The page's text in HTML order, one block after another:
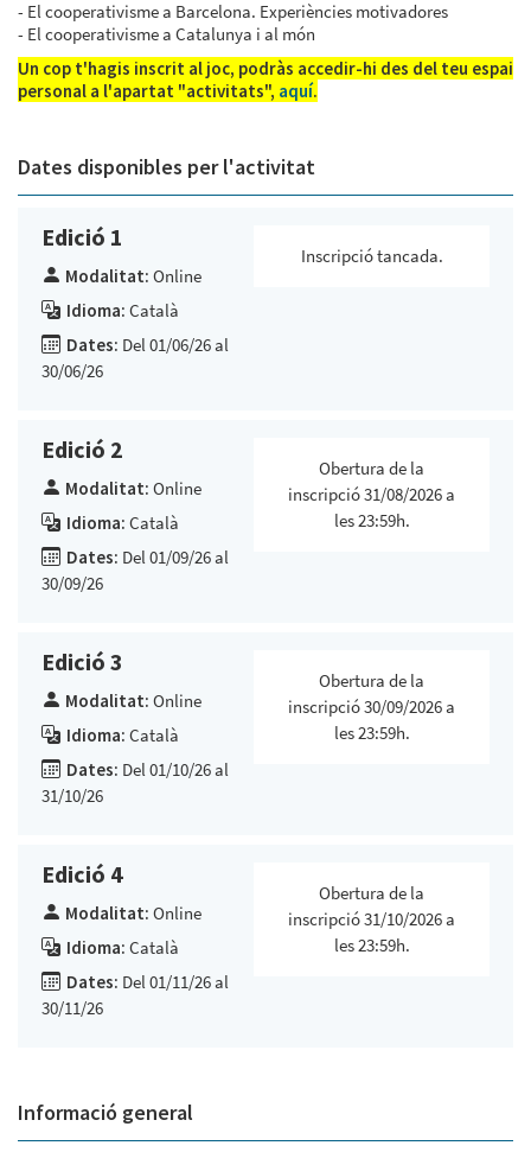
- El cooperativisme a Barcelona. Experiències motivadores
- El cooperativisme a Catalunya i al món
Un cop t'hagis inscrit al joc, podràs accedir-hi des del teu espai
personal a l'apartat "activitats", aquí.
Dates disponibles per l'activitat
Edició 1
Modalitat: Online
Idioma: Català
Dates: Del 01/06/26 al
30/06/26
Inscripció tancada.
Edició 2
Modalitat: Online
Idioma: Català
Dates: Del 01/09/26 al
30/09/26
Obertura de la
inscripció 31/08/2026 a
les 23:59h.
Edició 3
Modalitat: Online
Idioma: Català
Dates: Del 01/10/26 al
31/10/26
Obertura de la
inscripció 30/09/2026 a
les 23:59h.
Edició 4
Modalitat: Online
Idioma: Català
Dates: Del 01/11/26 al
30/11/26
Obertura de la
inscripció 31/10/2026 a
les 23:59h.
Informació general